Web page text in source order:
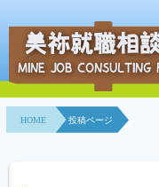
HOME
事業所紹介
美祢就職相
MINE JOB CONSULTING
HOME 投稿ページ